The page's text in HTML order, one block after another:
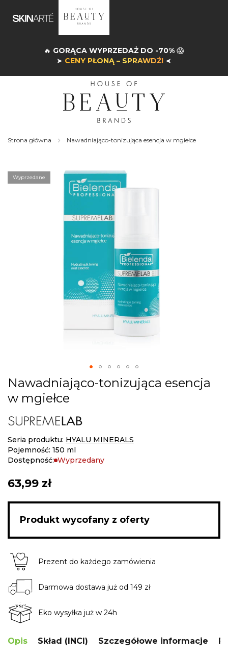
🔥 GORĄCA WYPRZEDAŻ DO -70% 😱
➤ CENY PŁONĄ – SPRAWDŹ! ➤
Strona główna Nawadniająco-tonizująca esencja w mgiełce
the
end
Wyprzedane
Skip
to
the
of
images
gallery
Nawadniająco-tonizująca esencja
w mgiełce
Seria produktu: HYALU MINERALS
Pojemność: 150 ml
Dostępność: Wyprzedany
63,99 zł
Produkt wycofany z oferty
Prezent do każdego zamówienia
Darmowa dostawa już od 149 zł
Eko wysyłka już w 24h
Opis Skład (INCI) Szczegółowe informacje